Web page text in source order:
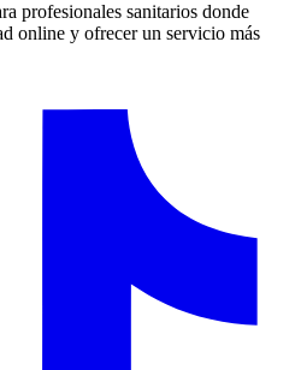
profesionales sanitarios donde
online y ofrecer un servicio más